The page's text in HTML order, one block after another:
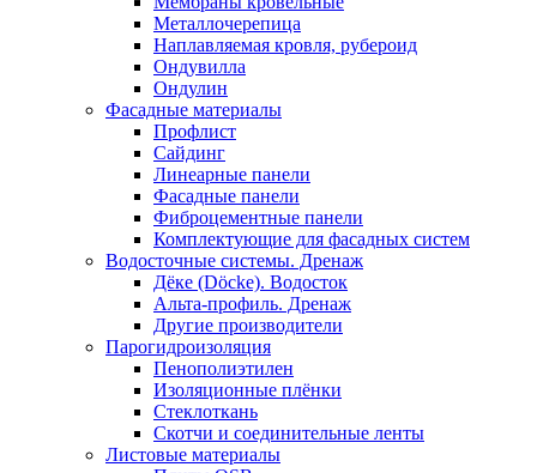
Металлочерепица
Наплавляемая кровля, рубероид
Ондувилла
Ондулин
Фасадные материалы
Профлист
Сайдинг
Линеарные панели
Фасадные панели
Фиброцементные панели
Комплектующие для фасадных систем
Водосточные системы. Дренаж
Дёке (Döcke). Водосток
Альта-профиль. Дренаж
Другие производители
Парогидроизоляция
Пенополиэтилен
Изоляционные плёнки
Стеклоткань
Скотчи и соединительные ленты
Листовые материалы